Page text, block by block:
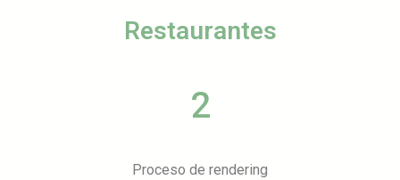
Restaurantes
2
Proceso de rendering